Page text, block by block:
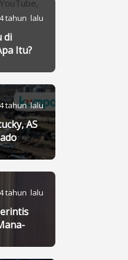
4 tahun lalu
di
Itu?
4 tahun lalu
AS
4 tahun lalu